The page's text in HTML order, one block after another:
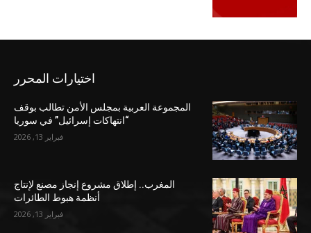
اختيارات المحرر
المجموعة العربية بمجلس الأمن تطالب بوقف
“انتهاكات إسرائيل” في سوريا
فبراير 13, 2026
المغرب.. إطلاق مشروع إنجاز مصنع لإنتاج
أنظمة هبوط الطائرات
فبراير 13, 2026